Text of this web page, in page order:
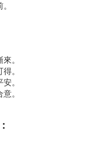
。
。
。
。